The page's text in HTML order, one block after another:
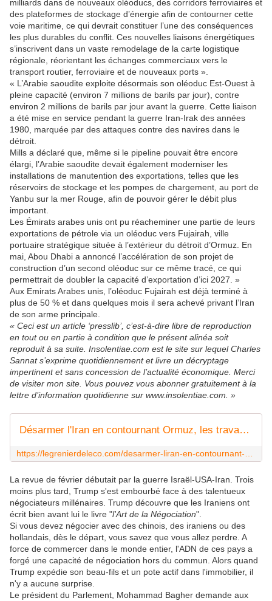
milliards dans de nouveaux oléoducs, des corridors ferroviaires et
des plateformes de stockage d’énergie afin de contourner cette
voie maritime, ce qui devrait constituer l’une des conséquences
les plus durables du conflit. Ces nouvelles liaisons énergétiques
s’inscrivent dans un vaste remodelage de la carte logistique
régionale, réorientant les échanges commerciaux vers le
transport routier, ferroviaire et de nouveaux ports ».
« L’Arabie saoudite exploite désormais son oléoduc Est-Ouest à
pleine capacité (environ 7 millions de barils par jour), contre
environ 2 millions de barils par jour avant la guerre. Cette liaison
a été mise en service pendant la guerre Iran-Irak des années
1980, marquée par des attaques contre des navires dans le
détroit.
Mills a déclaré que, même si le pipeline pouvait être encore
élargi, l’Arabie saoudite devait également moderniser les
installations de manutention des exportations, telles que les
réservoirs de stockage et les pompes de chargement, au port de
Yanbu sur la mer Rouge, afin de pouvoir gérer le débit plus
important.
Les Émirats arabes unis ont pu réacheminer une partie de leurs
exportations de pétrole via un oléoduc vers Fujairah, ville
portuaire stratégique située à l’extérieur du détroit d’Ormuz. En
mai, Abou Dhabi a annoncé l’accélération de son projet de
construction d’un second oléoduc sur ce même tracé, ce qui
permettrait de doubler la capacité d’exportation d’ici 2027. »
Aux Emirats Arabes unis, l’oléoduc Fujairah est déjà terminé à
plus de 50 % et dans quelques mois il sera achevé privant l’Iran
de son arme principale.
« Ceci est un article ‘presslib’, c’est-à-dire libre de reproduction
en tout ou en partie à condition que le présent alinéa soit
reproduit à sa suite. Insolentiae.com est le site sur lequel Charles
Sannat s’exprime quotidiennement et livre un décryptage
impertinent et sans concession de l’actualité économique. Merci
de visiter mon site. Vous pouvez vous abonner gratuitement à la
lettre d’information quotidienne sur www.insolentiae.com. »
Désarmer l'Iran en contournant Ormuz, les travaux à marche forcée pour exporter le pétrole malgré un détroit fermé ! - Le Grenier de l'éco
La revue de février débutait par la guerre Israël-USA-Iran. Trois
moins plus tard, Trump s'est embourbé face à des talentueux
négociateurs millénaires. Trump découvre que les Iraniens ont
écrit bien avant lui le livre "l'Art de la Négociation".
Si vous devez négocier avec des chinois, des iraniens ou des
hollandais, dès le départ, vous savez que vous allez perdre. A
force de commercer dans le monde entier, l'ADN de ces pays a
forgé une capacité de négociation hors du commun. Alors quand
Trump expédie son beau-fils et un pote actif dans l'immobilier, il
n'y a aucune surprise.
Le président du Parlement, Mohammad Bagher demande aux